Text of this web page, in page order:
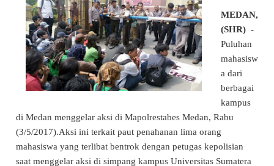
MEDAN,
(SHR) -
Puluhan
mahasisw
a dari
berbagai
kampus
di Medan menggelar aksi di Mapolrestabes Medan, Rabu
(3/5/2017).Aksi ini terkait paut penahanan lima orang
mahasiswa yang terlibat bentrok dengan petugas kepolisian
saat menggelar aksi di simpang kampus Universitas Sumatera